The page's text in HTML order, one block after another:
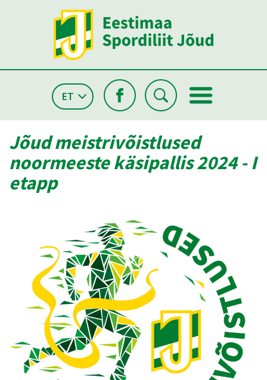
ET
Jõud meistrivõistlused
noormeeste käsipallis 2024 - I
etapp